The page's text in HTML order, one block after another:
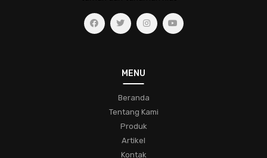
kecantikanalami ruanghijau
desain-taman
tipstamanhias
pohon-miniatur
trikbertanam
MENU
Beranda
Tentang Kami
Produk
Artikel
Kontak